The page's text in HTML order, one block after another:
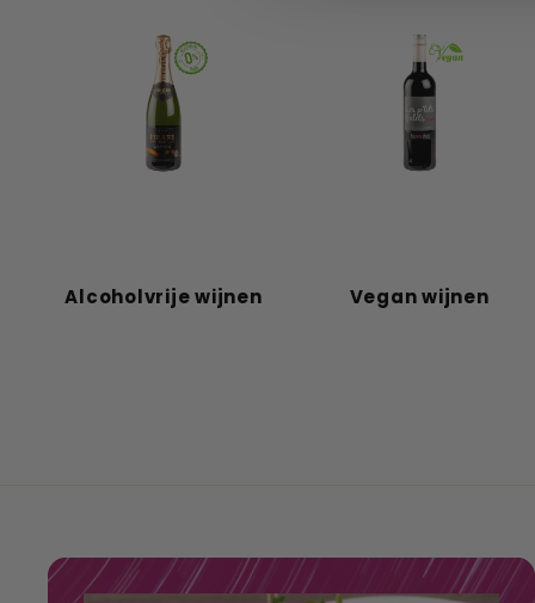
Alcoholvrije wijnen Vegan wijnen